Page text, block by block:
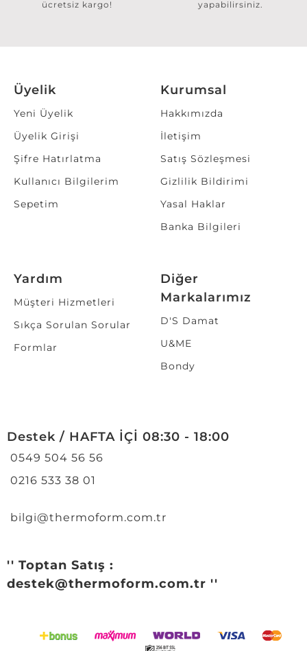
ücretsiz kargo!
yapabilirsiniz.
Üyelik
Yeni Üyelik
Üyelik Girişi
Şifre Hatırlatma
Kullanıcı Bilgilerim
Sepetim
Kurumsal
Hakkımızda
İletişim
Satış Sözleşmesi
Gizlilik Bildirimi
Yasal Haklar
Banka Bilgileri
Yardım
Müşteri Hizmetleri
Sıkça Sorulan Sorular
Formlar
Diğer
Markalarımız
D'S Damat
U&ME
Bondy
Destek / HAFTA İÇİ 08:30 - 18:00
0549 504 56 56
0216 533 38 01
bilgi@thermoform.com.tr
'' Toptan Satış :
destek@thermoform.com.tr ''